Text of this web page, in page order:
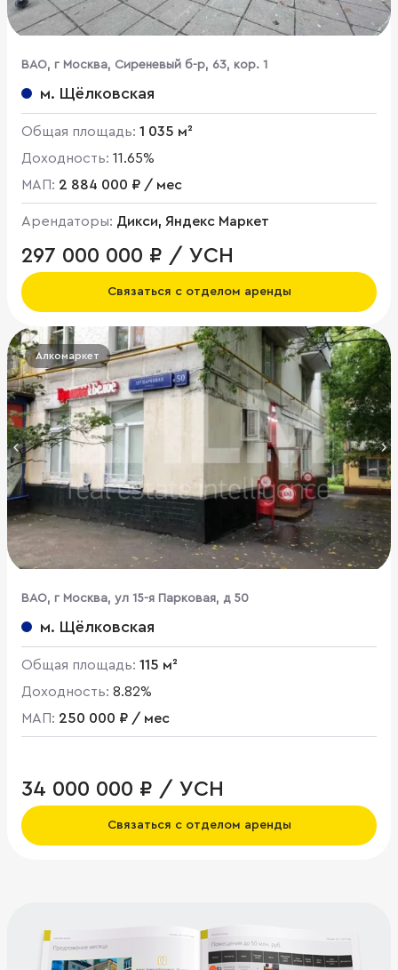
ВАО, г Москва, Сиреневый б-р, 63, кор. 1
м. Щёлковская
Общая площадь: 1 035 м²
Доходность: 11.65%
МАП: 2 884 000 ₽ / мес
Арендаторы: Дикси, Яндекс Маркет
297 000 000 ₽ / УСН
Связаться с отделом аренды
Алкомаркет
ВАО, г Москва, ул 15-я Парковая, д 50
м. Щёлковская
Общая площадь: 115 м²
Доходность: 8.82%
МАП: 250 000 ₽ / мес
34 000 000 ₽ / УСН
Связаться с отделом аренды